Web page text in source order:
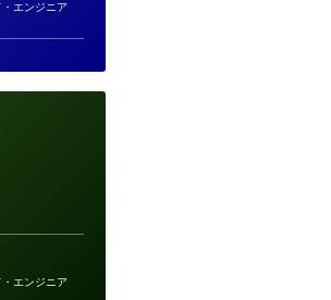
エンジニア
エンジニア